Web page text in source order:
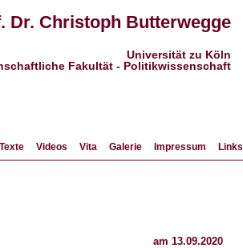
Dr. Christoph Butterwegge
Universität zu Köln
Fakultät - Politikwissenschaft
Texte Videos Vita Galerie Impressum Links
am 13.09.2020